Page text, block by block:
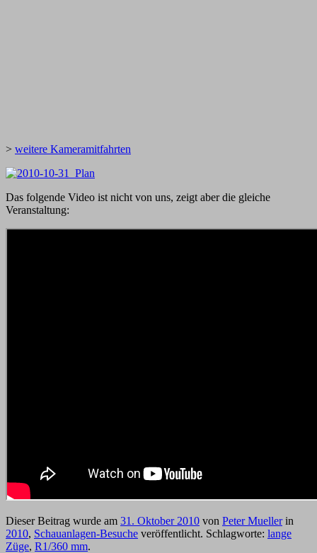
> weitere Kameramitfahrten
Das folgende Video ist nicht von uns, zeigt aber die gleiche
Veranstaltung:
Dieser Beitrag wurde am 31. Oktober 2010 von Peter Muellerin
2010, Schauanlagen-Besuche veröffentlicht. Schlagworte: lange
Züge, R1/360 mm.